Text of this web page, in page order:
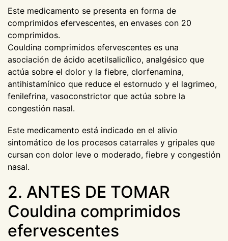
Este medicamento se presenta en forma de
comprimidos efervescentes, en envases con 20
comprimidos.
Couldina comprimidos efervescentes es una
asociación de ácido acetilsalicílico, analgésico que
actúa sobre el dolor y la fiebre, clorfenamina,
antihistamínico que reduce el estornudo y el lagrimeo,
fenilefrina, vasoconstrictor que actúa sobre la
congestión nasal.
Este medicamento está indicado en el alivio
sintomático de los procesos catarrales y gripales que
cursan con dolor leve o moderado, fiebre y congestión
nasal.
2. ANTES DE TOMAR
Couldina comprimidos
efervescentes